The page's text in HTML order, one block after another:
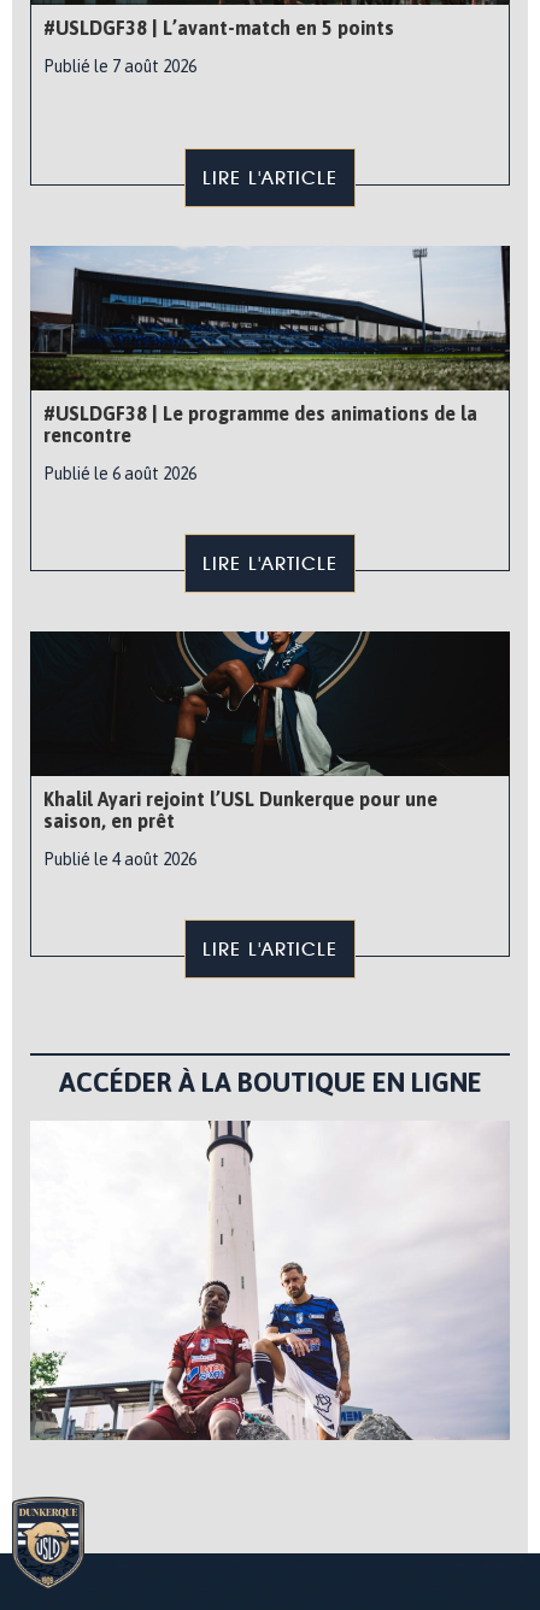
#USLDGF38 | L’avant-match en 5 points
Publié le 7 août 2026
LIRE L'ARTICLE
#USLDGF38 | Le programme des animations de la
rencontre
Publié le 6 août 2026
LIRE L'ARTICLE
Khalil Ayari rejoint l’USL Dunkerque pour une
saison, en prêt
Publié le 4 août 2026
LIRE L'ARTICLE
ACCÉDER À LA BOUTIQUE EN LIGNE